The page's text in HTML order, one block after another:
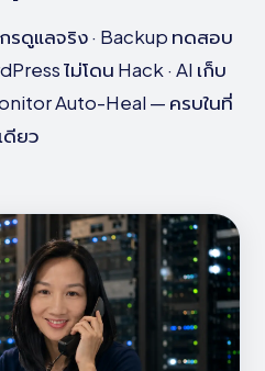
ดูแลจริง · Backup ทดสอบ
ไม่โดน Hack · AI เก็บ
Auto-Heal — ครบในที่
เดียว